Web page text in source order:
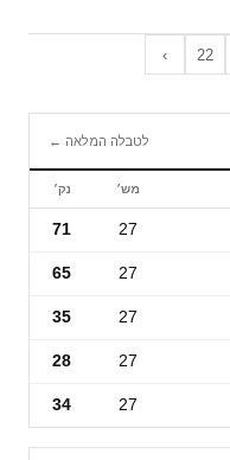
22
›
לטבלה המלאה ←
מש׳ נק׳
27
71
27
65
27
35
27
28
27
34